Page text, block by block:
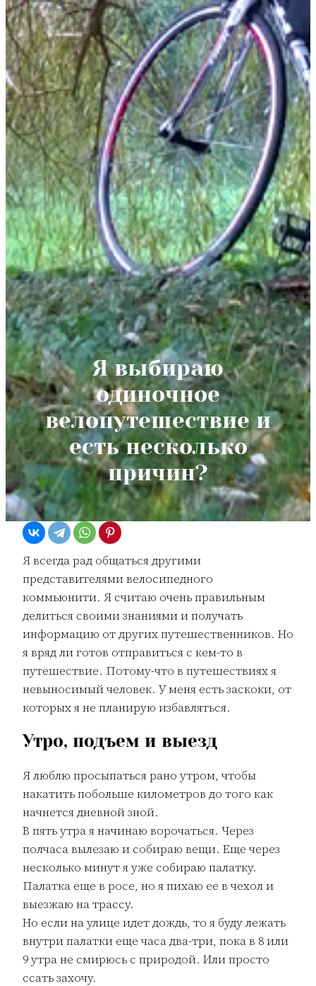
Я выбираю
одиночное
велопутешествие и
есть несколько
причин?
Я всегда рад общаться другими
представителями велосипедного
коммьюнити. Я считаю очень правильным
делиться своими знаниями и получать
информацию от других путешественников. Но
я вряд ли готов отправиться с кем-то в
путешествие. Потому-что в путешествиях я
невыносимый человек. У меня есть заскоки, от
которых я не планирую избавляться.
Утро, подъем и выезд
Я люблю просыпаться рано утром, чтобы
накатить побольше километров до того как
начнется дневной зной.
В пять утра я начинаю ворочаться. Через
полчаса вылезаю и собираю вещи. Еще через
несколько минут я уже собираю палатку.
Палатка еще в росе, но я пихаю ее в чехол и
выезжаю на трассу.
Но если на улице идет дождь, то я буду лежать
внутри палатки еще часа два-три, пока в 8 или
9 утра не смирюсь с природой. Или просто
ссать захочу.